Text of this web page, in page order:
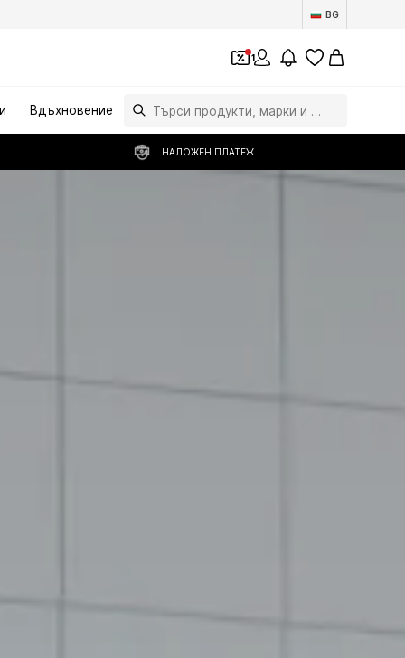
BG
1
Вдъхновение
НАЛОЖЕН ПЛАТЕЖ